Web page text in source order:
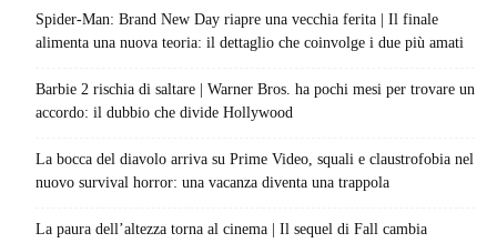
Spider-Man: Brand New Day riapre una vecchia ferita | Il finale
alimenta una nuova teoria: il dettaglio che coinvolge i due più amati
Barbie 2 rischia di saltare | Warner Bros. ha pochi mesi per trovare un
accordo: il dubbio che divide Hollywood
La bocca del diavolo arriva su Prime Video, squali e claustrofobia nel
nuovo survival horror: una vacanza diventa una trappola
La paura dell’altezza torna al cinema | Il sequel di Fall cambia